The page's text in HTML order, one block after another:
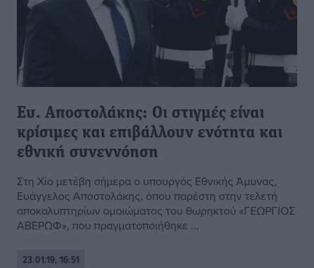
Ευ. Αποστολάκης: Οι στιγμές είναι
κρίσιμες και επιβάλλουν ενότητα και
εθνική συνεννόηση
Στη Χίο μετέβη σήμερα ο υπουργός Εθνικής Άμυνας,
Ευάγγελος Αποστολάκης, όπου παρέστη στην τελετή
αποκαλυπτηρίων ομοιώματος του θωρηκτού «ΓΕΩΡΓΙΟΣ
ΑΒΕΡΩΦ», που πραγματοποιήθηκε ...
23.01.19, 16:51